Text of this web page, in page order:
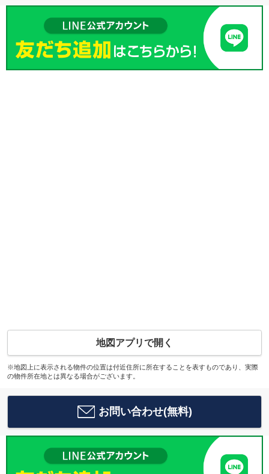
地図アプリで開く
※地図上に表示される物件の位置は付近住所に所在することを表すものであり、実際
の物件所在地とは異なる場合がございます。
お問い合わせ(無料)